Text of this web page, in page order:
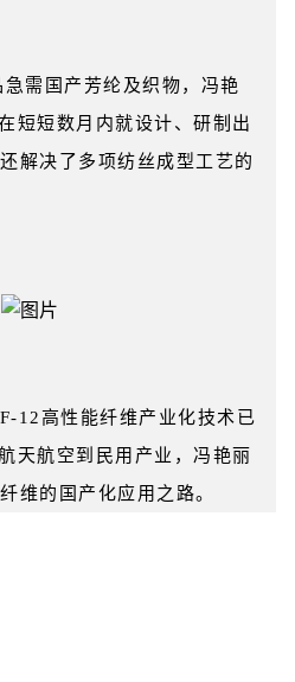
需国产芳纶及织物，冯艳
短短数月内就设计、研制出
解决了多项纺丝成型工艺的
12高性能纤维产业化技术已
天航空到民用产业，冯艳丽
维的国产化应用之路。